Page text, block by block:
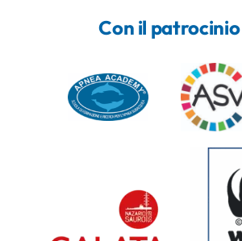
Con il